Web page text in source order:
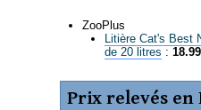
ZooPlus
Litière Cat's Best
de 20 litres :
Prix relevés en